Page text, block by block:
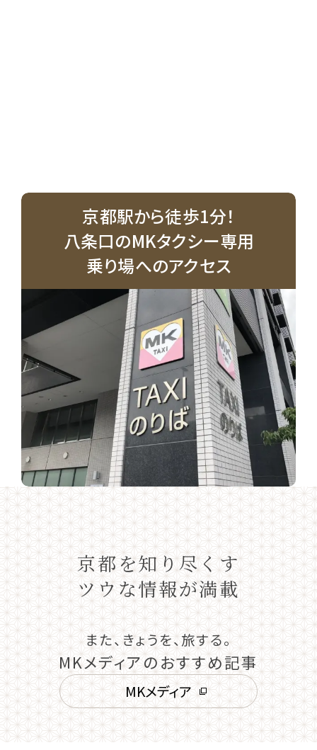
京都駅から徒歩1分！
八条口のMKタクシー専用
乗り場へのアクセス
京都を知り尽くす
ツウな情報が満載
また、きょうを、旅する。
MKメディアのおすすめ記事
MKメディア